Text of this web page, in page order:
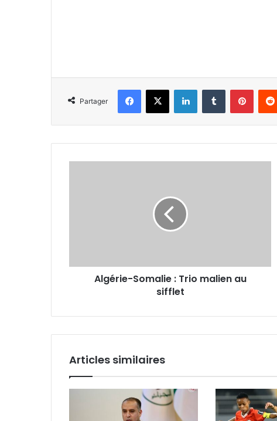
Partager
Facebook
X LinkedinTumblr
Algérie-Somalie : Trio malien au
sifflet
Articles similaires